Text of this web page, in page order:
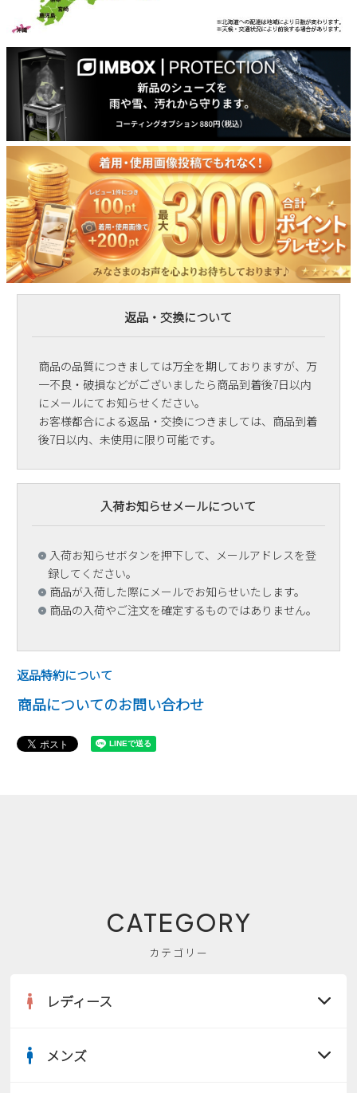
返品・交換について
商品の品質につきましては万全を期しておりますが、万
一不良・破損などがございましたら商品到着後7日以内
にメールにてお知らせください。
お客様都合による返品・交換につきましては、商品到着
後7日以内、未使用に限り可能です。
入荷お知らせメールについて
入荷お知らせボタンを押下して、メールアドレスを登
録してください。
商品が入荷した際にメールでお知らせいたします。
商品の入荷やご注文を確定するものではありません。
返品特約について
商品についてのお問い合わせ
CATEGORY
カテゴリー
レディース
メンズ